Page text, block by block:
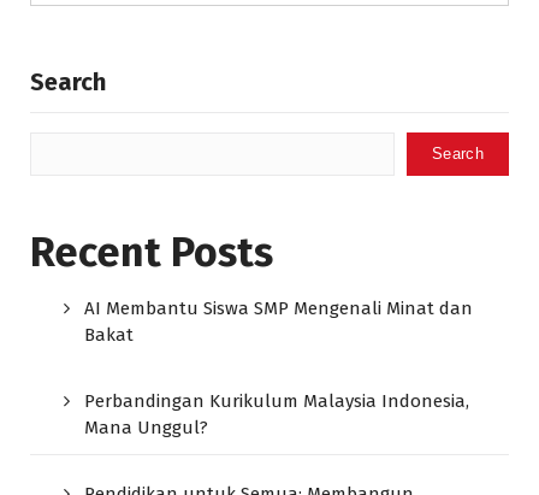
Search
Search
Recent Posts
AI Membantu Siswa SMP Mengenali Minat dan
Bakat
Perbandingan Kurikulum Malaysia Indonesia,
Mana Unggul?